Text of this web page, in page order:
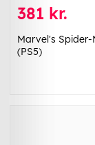
381 kr.
Marvel's Spider-
(PS5)